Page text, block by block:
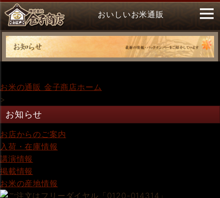
おいしいお米通販
お米の通販 金子商店ホーム
>
お知らせ
お店からのご案内
入荷・在庫情報
講演情報
掲載情報
お米の産地情報